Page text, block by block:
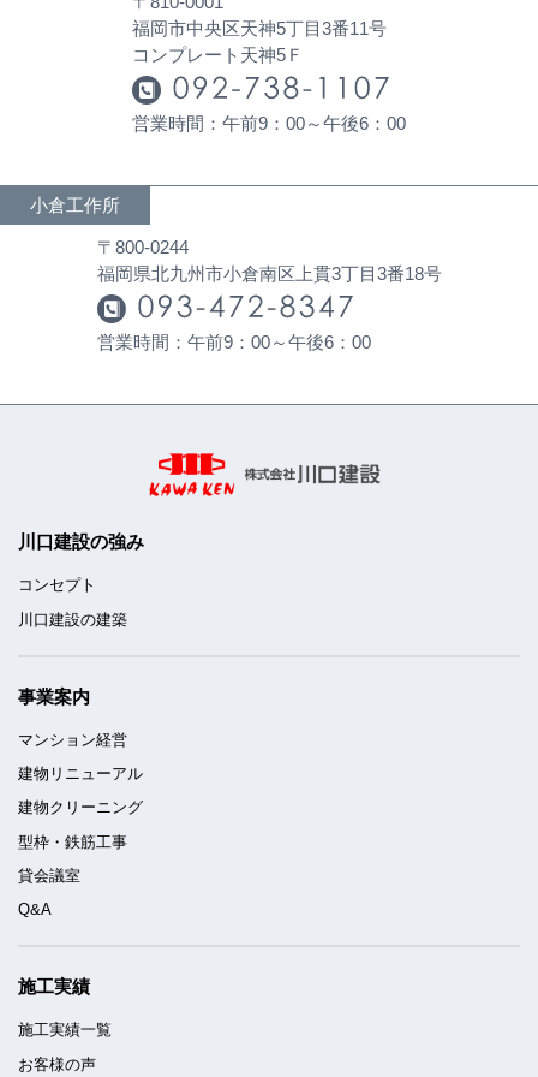
福岡市中央区天神5丁目3番11号
コンプレート天神5Ｆ
営業時間：午前9：00～午後6：00
小倉工作所
〒800-0244
福岡県北九州市小倉南区上貫3丁目3番18号
営業時間：午前9：00～午後6：00
川口建設の強み
コンセプト
川口建設の建築
事業案内
マンション経営
建物リニューアル
建物クリーニング
型枠・鉄筋工事
貸会議室
Q&A
施工実績
施工実績一覧
お客様の声